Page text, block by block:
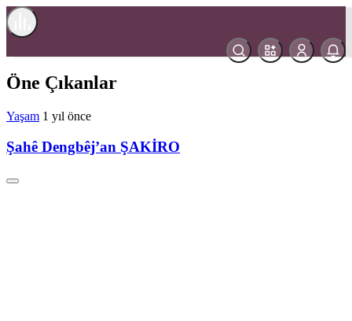
Haberleri
Öne Çıkanlar
Yaşam 1 yıl önce
Şahê Dengbêj’an ŞAKİRO